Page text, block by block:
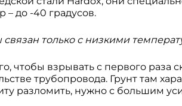
– до -40 градусов.
только с низкими
чтобы взрывать с первого раза
трубопровода. Грунт там
разломить, нужно с большим